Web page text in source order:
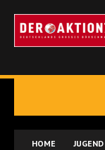
HOME JUGEND